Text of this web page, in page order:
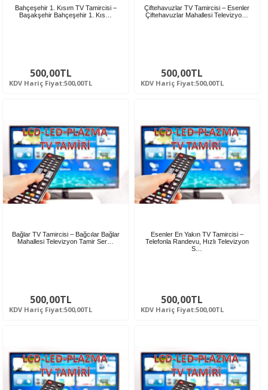
Bahçeşehir 1. Kısım TV Tamircisi –
Başakşehir Bahçeşehir 1. Kıs…
500,00TL
KDV Hariç Fiyat:500,00TL
Çiftehavuzlar TV Tamircisi – Esenler
Çiftehavuzlar Mahallesi Televizyo…
500,00TL
KDV Hariç Fiyat:500,00TL
Bağlar TV Tamircisi – Bağcılar Bağlar
Mahallesi Televizyon Tamir Ser…
500,00TL
KDV Hariç Fiyat:500,00TL
Esenler En Yakın TV Tamircisi –
Telefonla Randevu, Hızlı Televizyon
S…
500,00TL
KDV Hariç Fiyat:500,00TL